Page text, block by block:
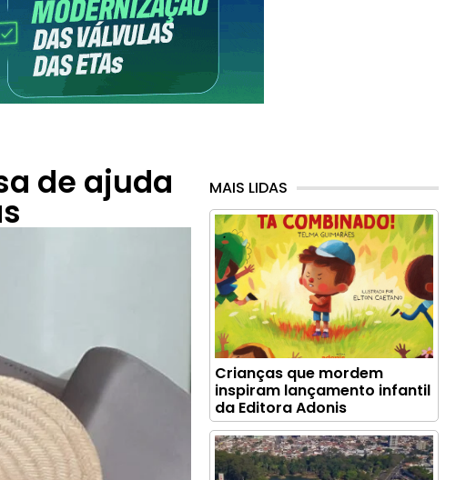
de ajuda MAIS LIDAS
Crianças que mordem
inspiram lançamento infantil
da Editora Adonis